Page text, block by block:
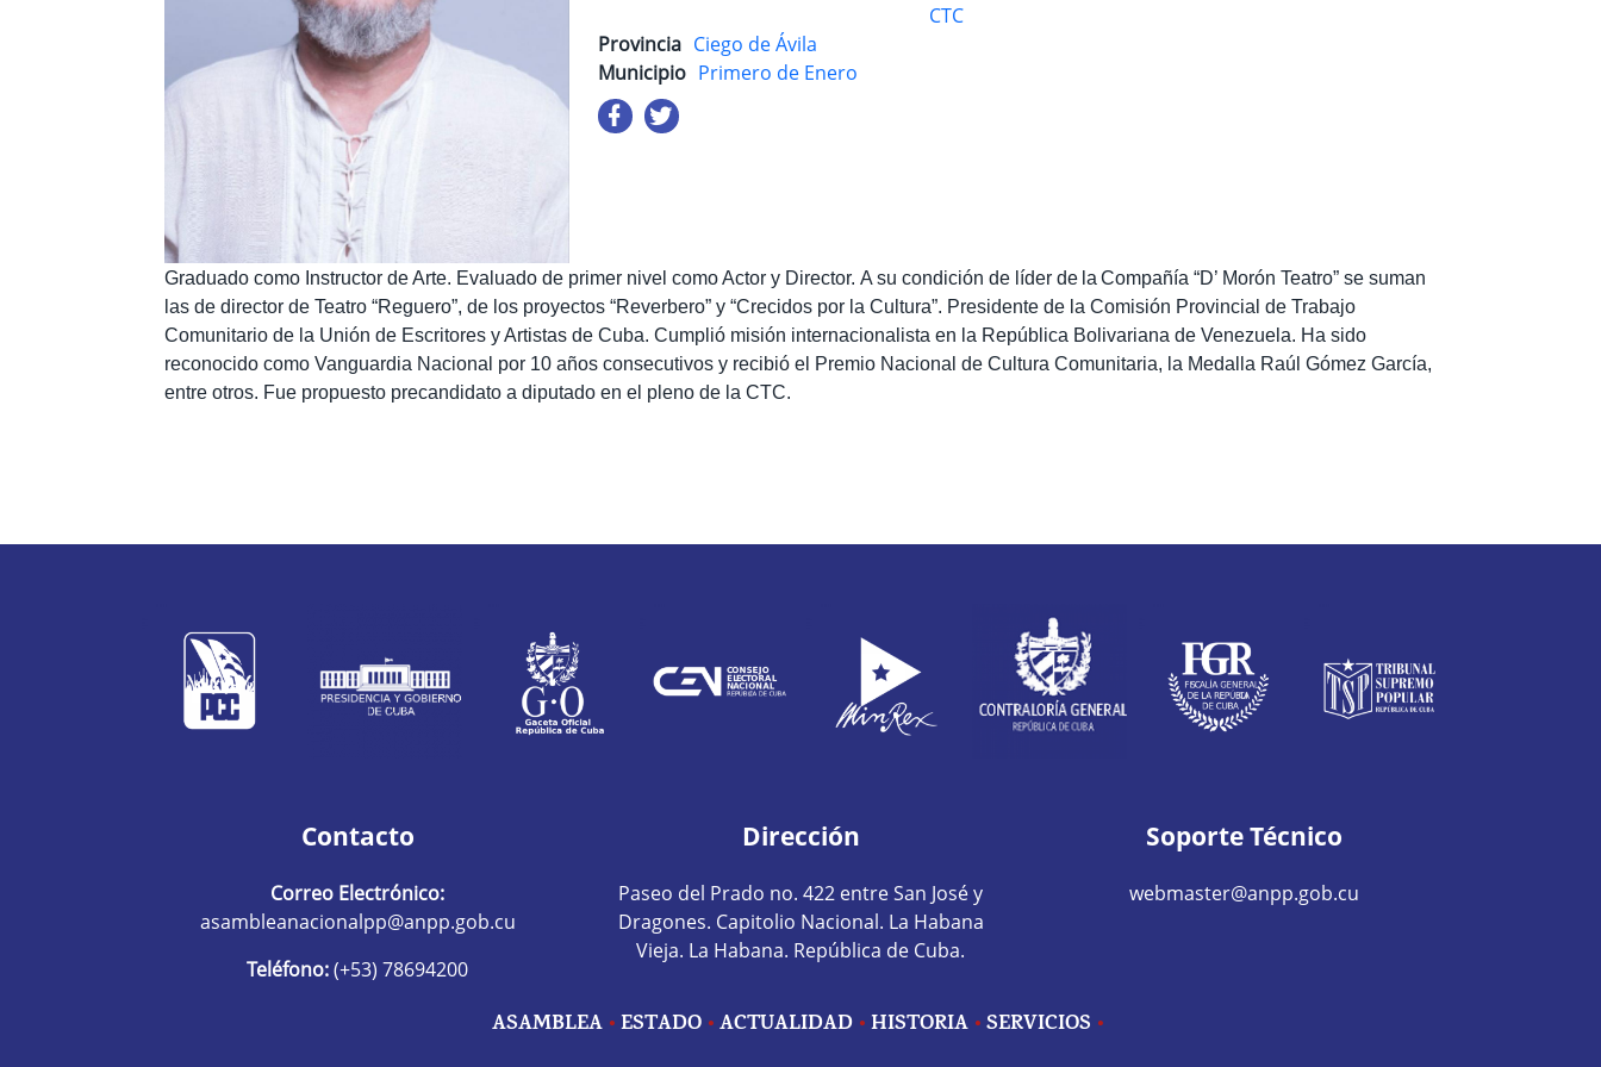
CTC
Provincia Ciego de Ávila
Municipio Primero de Enero
Graduado como Instructor de Arte. Evaluado de primer nivel como Actor y Director. A su condición de líder de laCompañía “D’ Morón Teatro” se suman
las de director de Teatro “Reguero”, de los proyectos “Reverbero” y “Crecidos por la Cultura”. Presidente de la Comisión Provincial de Trabajo
Comunitario de la Unión de Escritores y Artistas de Cuba. Cumplió misión internacionalista en la República Bolivariana de Venezuela. Ha sido
reconocido como Vanguardia Nacional por 10 años consecutivos y recibió el Premio Nacional de Cultura Comunitaria, la Medalla Raúl Gómez García,
entre otros. Fue propuesto precandidato a diputado en el pleno de la CTC.
Contacto
Correo Electrónico:
asambleanacionalpp@anpp.gob.cu
Teléfono:(+53) 78694200
Dirección
Paseo del Prado no. 422 entre San José y
Dragones. Capitolio Nacional. La Habana
Vieja. La Habana. República de Cuba.
Soporte Técnico
webmaster@anpp.gob.cu
ASAMBLEA ESTADO ACTUALIDAD HISTORIA SERVICIOS